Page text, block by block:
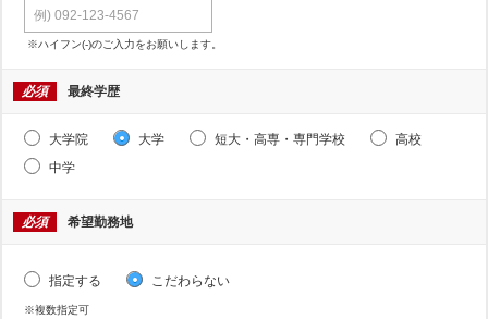
※ハイフン(-)のご入力をお願いします。
必須 最終学歴
大学院 大学 短大・高専・専門学校
高校
中学
必須 希望勤務地
指定する こだわらない
※複数指定可